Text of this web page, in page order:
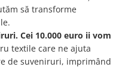
să transforme
Cei 10.000 euro ii vom
textile care ne ajuta
de suveniruri, imprimând